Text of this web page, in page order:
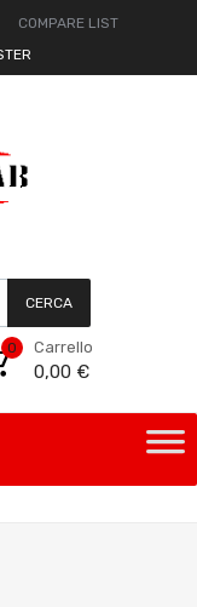
COMPARE LIST
CERCA
Carrello
0,00 €
0